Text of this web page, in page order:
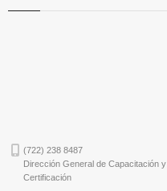
(722) 238 8487
Dirección General de Capacitación y
Certificación